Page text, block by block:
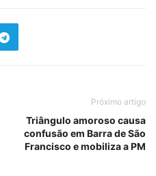
Próximo artigo
Triângulo amoroso causa
confusão em Barra de São
Francisco e mobiliza a PM